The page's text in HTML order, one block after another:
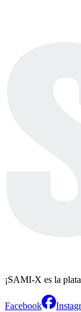
¡SAMI-X es la
Facebook